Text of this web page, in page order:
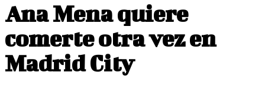
Ana Mena quiere
comerte otra vez en
Madrid City